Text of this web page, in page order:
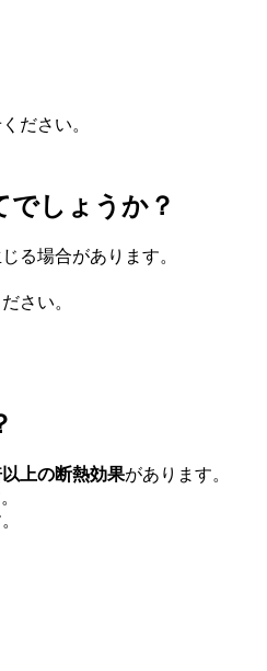
ださい。
しょうか？
る場合があります。
さい。
上の断熱効果があります。